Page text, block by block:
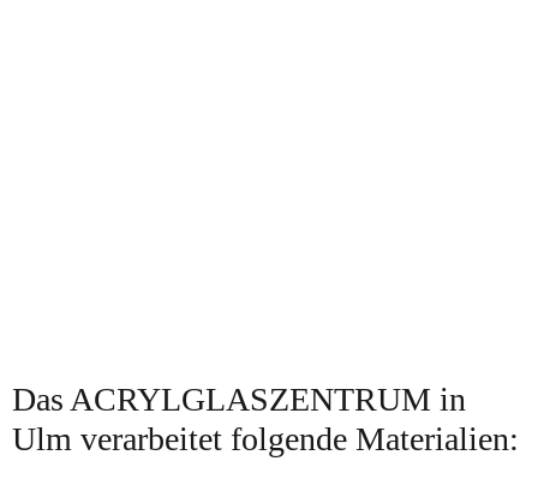
Das ACRYLGLASZENTRUM in
Ulm verarbeitet folgende Materialien: